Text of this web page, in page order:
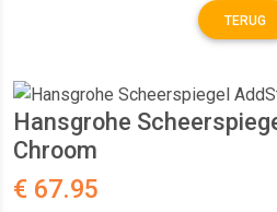
TERUG
Hansgrohe
Chroom
€ 67.95